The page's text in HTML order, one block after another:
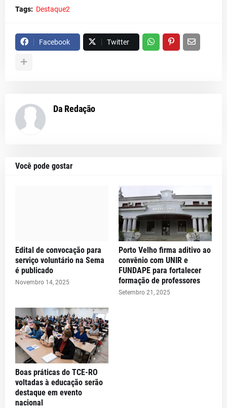
Tags: Destaque2
Facebook Twitter
Da Redação
Você pode gostar
Edital de convocação para
serviço voluntário na Sema
é publicado
Novembro 14, 2025
Porto Velho firma aditivo ao
convênio com UNIR e
FUNDAPE para fortalecer
formação de professores
Setembro 21, 2025
Boas práticas do TCE-RO
voltadas à educação serão
destaque em evento
nacional